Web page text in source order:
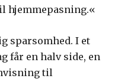
hjemmepasning.«
sparsomhed. I et
får en halv side, en
til